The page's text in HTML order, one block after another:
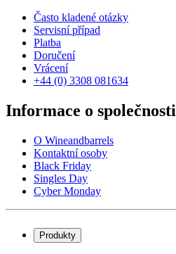
Často kladené otázky
Servisní případ
Platba
Doručení
Vrácení
+44 (0) 3308 081634
Informace o společnosti
O Wineandbarrels
Kontaktní osoby
Black Friday
Singles Day
Cyber Monday
Produkty